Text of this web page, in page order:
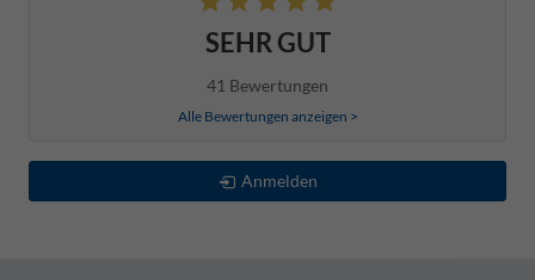
SEHR GUT
41 Bewertungen
Alle Bewertungen anzeigen >
Anmelden